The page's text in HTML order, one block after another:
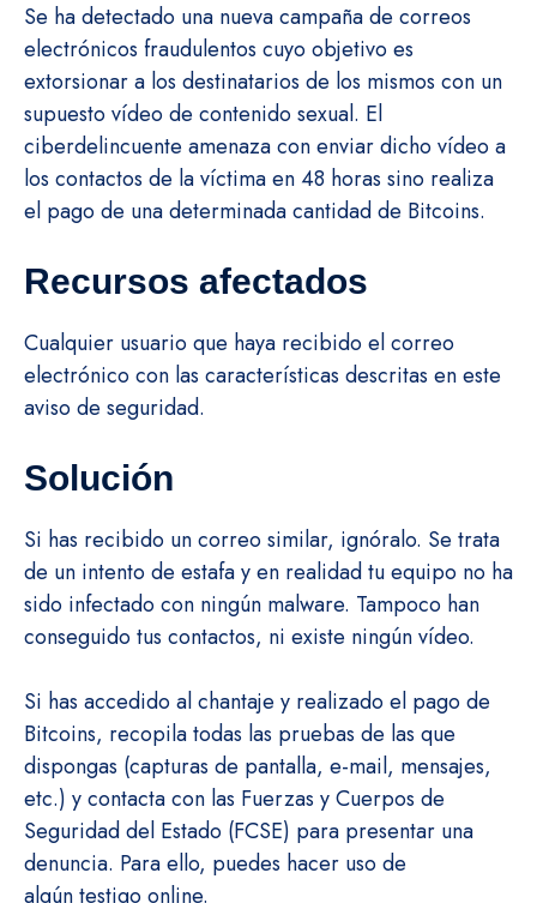
Se ha detectado una nueva campaña de correos
electrónicos fraudulentos cuyo objetivo es
extorsionar a los destinatarios de los mismos con un
supuesto vídeo de contenido sexual. El
ciberdelincuente amenaza con enviar dicho vídeo a
los contactos de la víctima en 48 horas sino realiza
el pago de una determinada cantidad de Bitcoins.
Recursos afectados
Cualquier usuario que haya recibido el correo
electrónico con las características descritas en este
aviso de seguridad.
Solución
Si has recibido un correo similar, ignóralo. Se trata
de un intento de estafa y en realidad tu equipo no ha
sido infectado con ningún malware. Tampoco han
conseguido tus contactos, ni existe ningún vídeo.
Si has accedido al chantaje y realizado el pago de
Bitcoins, recopila todas las pruebas de las que
dispongas (capturas de pantalla, e-mail, mensajes,
etc.) y contacta con las Fuerzas y Cuerpos de
Seguridad del Estado (FCSE) para presentar una
denuncia. Para ello, puedes hacer uso de
algún testigo online.